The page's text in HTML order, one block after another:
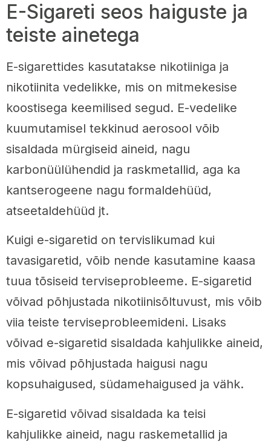
E-Sigareti seos haiguste ja
teiste ainetega
E-sigarettides kasutatakse nikotiiniga ja
nikotiinita vedelikke, mis on mitmekesise
koostisega keemilised segud. E-vedelike
kuumutamisel tekkinud aerosool võib
sisaldada mürgiseid aineid, nagu
karbonüülühendid ja raskmetallid, aga ka
kantserogeene nagu formaldehüüd,
atseetaldehüüd jt.
Kuigi e-sigaretid on tervislikumad kui
tavasigaretid, võib nende kasutamine kaasa
tuua tõsiseid terviseprobleeme. E-sigaretid
võivad põhjustada nikotiinisõltuvust, mis võib
viia teiste terviseprobleemideni. Lisaks
võivad e-sigaretid sisaldada kahjulikke aineid,
mis võivad põhjustada haigusi nagu
kopsuhaigused, südamehaigused ja vähk.
E-sigaretid võivad sisaldada ka teisi
kahjulikke aineid, nagu raskemetallid ja